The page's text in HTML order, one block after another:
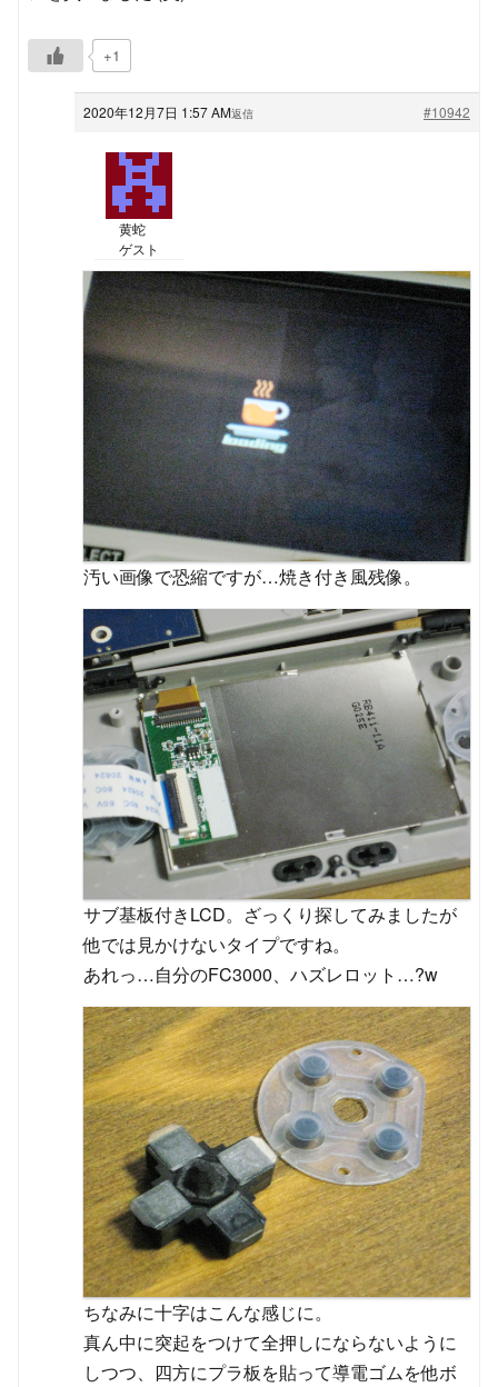
+1
2020年12月7日 1:57 AM #10942
返信
黄蛇
ゲスト
汚い画像で恐縮ですが…焼き付き風残像。
サブ基板付きLCD。ざっくり探してみましたが
他では見かけないタイプですね。
あれっ…自分のFC3000、ハズレロット…?w
ちなみに十字はこんな感じに。
真ん中に突起をつけて全押しにならないように
しつつ、四方にプラ板を貼って導電ゴムを他ボ